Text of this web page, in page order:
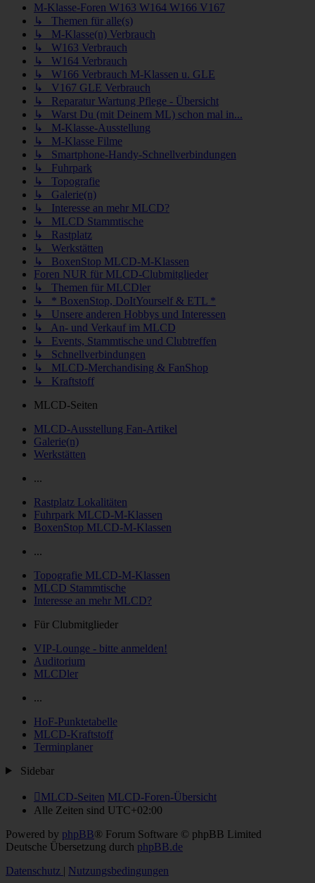
M-Klasse-Foren W163 W164 W166 V167
↳ Themen für alle(s)
↳ M-Klasse(n) Verbrauch
↳ W163 Verbrauch
↳ W164 Verbrauch
↳ W166 Verbrauch M-Klassen u. GLE
↳ V167 GLE Verbrauch
↳ Reparatur Wartung Pflege - Übersicht
↳ Warst Du (mit Deinem ML) schon mal in...
↳ M-Klasse-Ausstellung
↳ M-Klasse Filme
↳ Smartphone-Handy-Schnellverbindungen
↳ Fuhrpark
↳ Topografie
↳ Galerie(n)
↳ Interesse an mehr MLCD?
↳ MLCD Stammtische
↳ Rastplatz
↳ Werkstätten
↳ BoxenStop MLCD-M-Klassen
Foren NUR für MLCD-Clubmitglieder
↳ Themen für MLCDler
↳ * BoxenStop, DoItYourself & ETL *
↳ Unsere anderen Hobbys und Interessen
↳ An- und Verkauf im MLCD
↳ Events, Stammtische und Clubtreffen
↳ Schnellverbindungen
↳ MLCD-Merchandising & FanShop
↳ Kraftstoff
MLCD-Seiten
MLCD-Ausstellung Fan-Artikel
Galerie(n)
Werkstätten
...
Rastplatz Lokalitäten
Fuhrpark MLCD-M-Klassen
BoxenStop MLCD-M-Klassen
...
Topografie MLCD-M-Klassen
MLCD Stammtische
Interesse an mehr MLCD?
Für Clubmitglieder
VIP-Lounge - bitte anmelden!
Auditorium
MLCDler
...
HoF-Punktetabelle
MLCD-Kraftstoff
Terminplaner
Sidebar
MLCD-Seiten MLCD-Foren-Übersicht
Alle Zeiten sind UTC+02:00
Powered by phpBB® Forum Software © phpBB Limited
Deutsche Übersetzung durch phpBB.de
Datenschutz | Nutzungsbedingungen